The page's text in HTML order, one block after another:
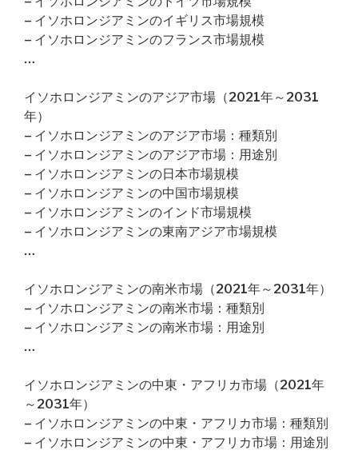
– イソホロンジアミンのイギリス市場規模
– イソホロンジアミンのフランス市場規模
…
イソホロンジアミンのアジア市場（2021年～2031
年）
– イソホロンジアミンのアジア市場：種類別
– イソホロンジアミンのアジア市場：用途別
– イソホロンジアミンの日本市場規模
– イソホロンジアミンの中国市場規模
– イソホロンジアミンのインド市場規模
– イソホロンジアミンの東南アジア市場規模
…
イソホロンジアミンの南米市場（2021年～2031年）
– イソホロンジアミンの南米市場：種類別
– イソホロンジアミンの南米市場：用途別
…
イソホロンジアミンの中東・アフリカ市場（2021年
～2031年）
– イソホロンジアミンの中東・アフリカ市場：種類別
– イソホロンジアミンの中東・アフリカ市場：用途別